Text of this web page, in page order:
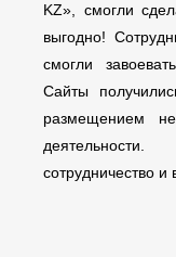
KZ», смогли
выгодно!
смогли
Сайты
размещением
сотрудничество